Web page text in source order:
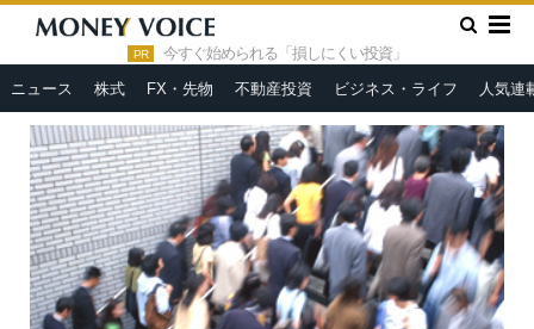
PR 今すぐ始められる「損しにくい投資」
ニュース 株式 FX・先物 不動産投資 ビジネス・ライフ 人気連
HOME » 市況ヘッドライン
欧州為替：ドル・円は上値が重
い、為替介入に警戒